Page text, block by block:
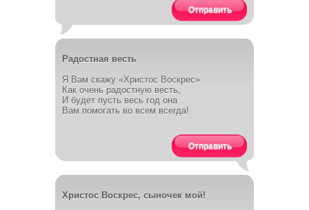
Отправить
Радостная весть
Я Вам скажу «Христос Воскрес»
Как очень радостную весть,
И будет пусть весь год она
Вам помогать во всем всегда!
Отправить
Христос Воскрес, сыночек мой!